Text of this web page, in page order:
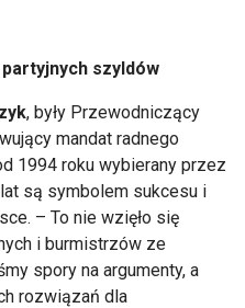
szyldów
, były Przewodniczący
mandat radnego
1994 roku wybierany przez
są symbolem sukcesu i
– To nie wzięło się
i burmistrzów ze
spory na argumenty, a
rozwiązań dla